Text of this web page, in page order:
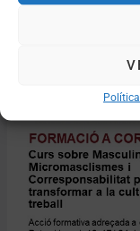
delegats
CCOO
Cornellà